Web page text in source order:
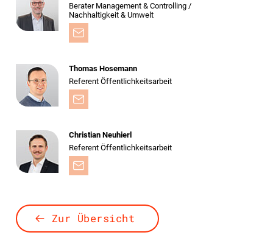
Berater Management & Controlling /
Nachhaltigkeit & Umwelt
Thomas Hosemann
Referent Öffentlichkeitsarbeit
Christian Neuhierl
Referent Öffentlichkeitsarbeit
Zur Übersicht